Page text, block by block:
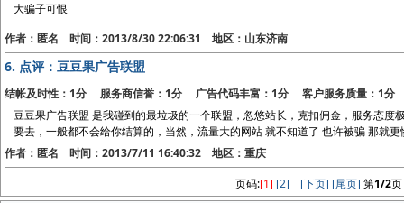
大骗子可恨
作者：匿名 时间：2013/8/30 22:06:31 地区：山东济南
6. 点评：豆豆果广告联盟
结帐及时性：1分 服务商信誉：1分 广告代码丰富：1分 客户服务质量：1分
豆豆果广告联盟 是我碰到的最垃圾的一个联盟，忽悠站长，克扣佣金，服务态
要去，一般都不会给你结算的，当然，流量大的网站 就不知道了 也许被骗 那就更
作者：匿名 时间：2013/7/11 16:40:32 地区：重庆
页码:[1] [2] [下页] [尾页] 第1/2